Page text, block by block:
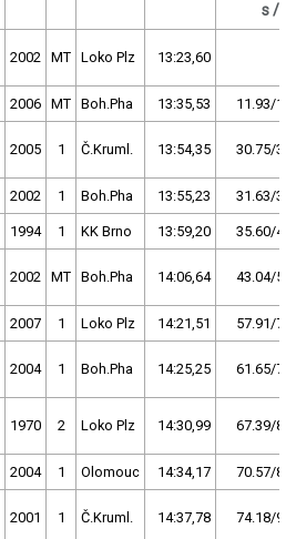
s / %
2002 MT Loko Plz 13:23,60
2006 MT Boh.Pha 13:35,53 11.93/1,5
2005 1 Č.Kruml. 13:54,35 30.75/3,8
2002 1 Boh.Pha 13:55,23 31.63/3,9
1994 1 KK Brno 13:59,20 35.60/4,4
2002 MT Boh.Pha 14:06,64 43.04/5,4
2007 1 Loko Plz 14:21,51 57.91/7,2
2004 1 Boh.Pha 14:25,25 61.65/7,7
1970 2 Loko Plz 14:30,99 67.39/8,4
2004 1 Olomouc 14:34,17 70.57/8,8
2001 1 Č.Kruml. 14:37,78 74.18/9,2